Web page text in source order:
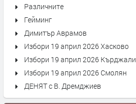
Различните
Гейминг
Димитър Аврамов
Избори 19 април 2026 Хасково
Избори 19 април 2026 Кърджали
Избори 19 април 2026 Смолян
ДЕНЯТ с В. Дремджиев